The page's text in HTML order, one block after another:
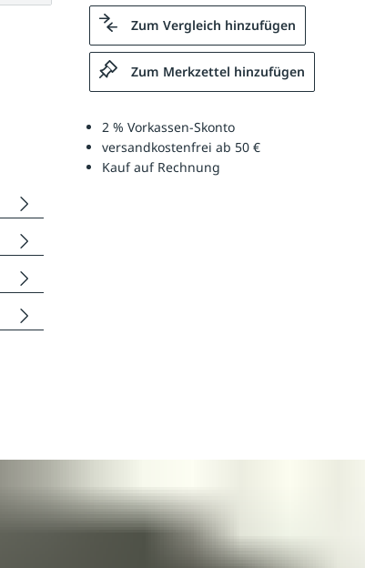
Zum Vergleich hinzufügen
Zum Merkzettel hinzufügen
2 % Vorkassen-Skonto
versandkostenfrei ab 50 €
Kauf auf Rechnung